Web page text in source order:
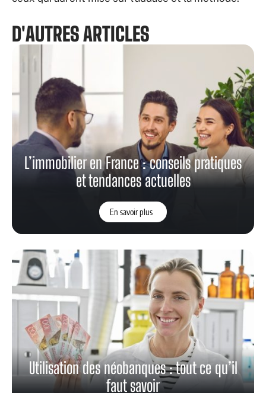
D'AUTRES ARTICLES
L’immobilier en France : conseils pratiques
et tendances actuelles
En savoir plus
Utilisation des néobanques : tout ce qu’il
faut savoir